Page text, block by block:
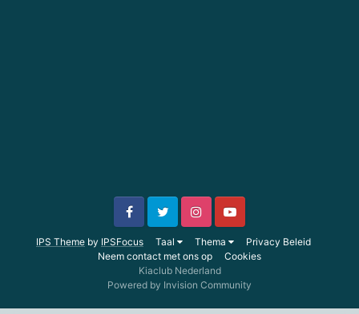
IPS Theme by IPSFocus Taal Thema
Privacy Beleid
Neem contact met ons op
Cookies
Kiaclub Nederland
Powered by Invision Community